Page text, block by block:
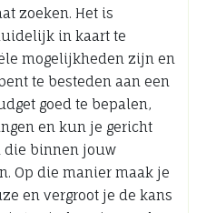
zoeken. Het is
in kaart te
mogelijkheden zijn en
te besteden aan een
goed te bepalen,
en kun je gericht
die binnen jouw
Op die manier maak je
en vergroot je de kans